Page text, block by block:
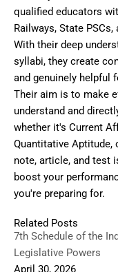
qualified educators
Railways, State
With their deep
syllabi, they create
and genuinely helpful
Their aim is to make
understand and
whether it's Current
Quantitative Aptitude,
note, article, and test
boost your
you're preparing for.
Related Posts
7th Schedule of the
Legislative Powers
April 30, 2026